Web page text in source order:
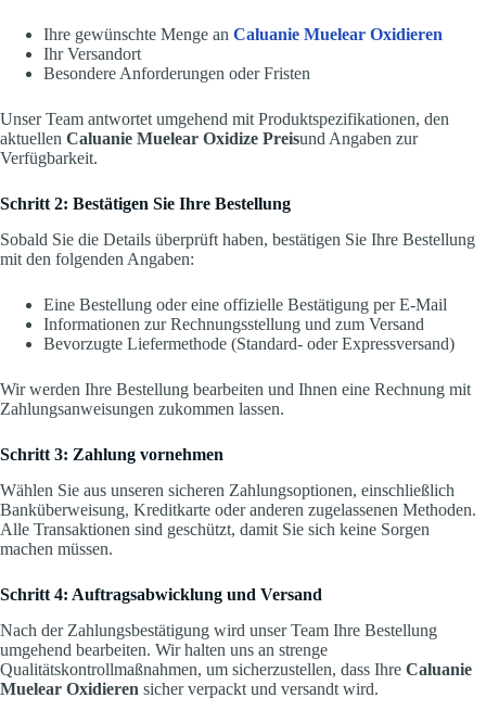
Ihre gewünschte Menge an Caluanie Muelear Oxidieren
Ihr Versandort
Besondere Anforderungen oder Fristen
Unser Team antwortet umgehend mit Produktspezifikationen, den
aktuellen Caluanie Muelear Oxidize Preisund Angaben zur
Verfügbarkeit.
Schritt 2: Bestätigen Sie Ihre Bestellung
Sobald Sie die Details überprüft haben, bestätigen Sie Ihre Bestellung
mit den folgenden Angaben:
Eine Bestellung oder eine offizielle Bestätigung per E-Mail
Informationen zur Rechnungsstellung und zum Versand
Bevorzugte Liefermethode (Standard- oder Expressversand)
Wir werden Ihre Bestellung bearbeiten und Ihnen eine Rechnung mit
Zahlungsanweisungen zukommen lassen.
Schritt 3: Zahlung vornehmen
Wählen Sie aus unseren sicheren Zahlungsoptionen, einschließlich
Banküberweisung, Kreditkarte oder anderen zugelassenen Methoden.
Alle Transaktionen sind geschützt, damit Sie sich keine Sorgen
machen müssen.
Schritt 4: Auftragsabwicklung und Versand
Nach der Zahlungsbestätigung wird unser Team Ihre Bestellung
umgehend bearbeiten. Wir halten uns an strenge
Qualitätskontrollmaßnahmen, um sicherzustellen, dass Ihre Caluanie
Muelear Oxidieren sicher verpackt und versandt wird.